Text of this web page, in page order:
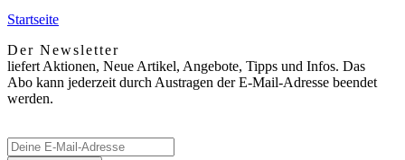
Startseite
Der Newsletter
liefert Aktionen, Neue Artikel, Angebote, Tipps und Infos. Das
Abo kann jederzeit durch Austragen der E-Mail-Adresse beendet
werden.